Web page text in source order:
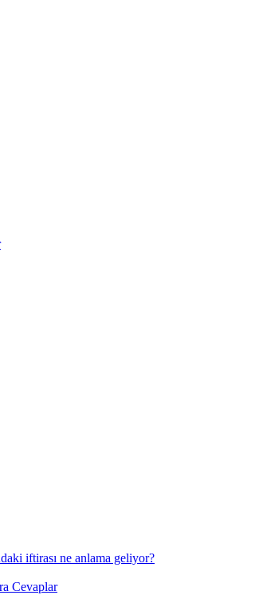
iftirası ne anlama geliyor?
Cevaplar